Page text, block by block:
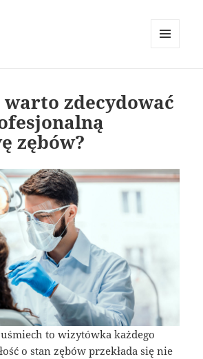
warto zdecydować
zębów?
to wizytówka każdego
o stan zębów przekłada się nie